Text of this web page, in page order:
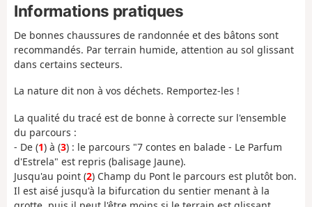
Informations pratiques
De bonnes chaussures de randonnée et des bâtons sont
recommandés. Par terrain humide, attention au sol glissant
dans certains secteurs.
La nature dit non à vos déchets. Remportez-les !
La qualité du tracé est de bonne à correcte sur l'ensemble
du parcours :
- De (1) à (3) : le parcours "7 contes en balade - Le Parfum
d'Estrela" est repris (balisage Jaune).
Jusqu'au point (2) Champ du Pont le parcours est plutôt bon.
Il est aisé jusqu'à la bifurcation du sentier menant à la